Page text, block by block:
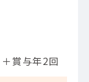
賞与年2回